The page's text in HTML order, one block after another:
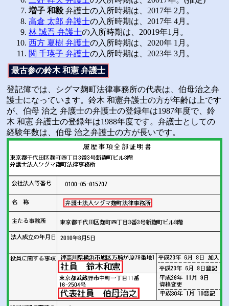
増子 和毅 弁護士の入所時期は、2017年 2月。
高倉 太郎 弁護士の入所時期は、2017年 4月。
林 誠吾 弁護士の入所時期は、20019年1月。
西方 夏樹 弁護士の入所時期は、2020年 1月。
関 千瑛子 弁護士の入所時期は、2023年 3月。
最古参の鈴木 和憲 弁護士
登記簿では、シグマ麹町法律事務所の代表は、伯母治之弁
護士になっています。鈴木 和憲弁護士の方が年齢は上です
が、伯母 治之 弁護士の弁護士の登録年は1987年度で、鈴
木 和憲 弁護士の登録年は1988年度です。弁護士としての
経験年数は、伯母 治之弁護士の方が長いです。